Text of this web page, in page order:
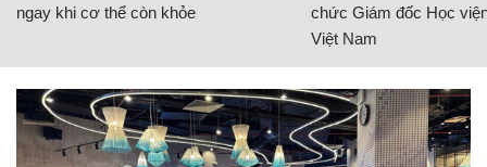
ngay khi cơ thể còn khỏe
chức Giám đốc Học
Việt Nam